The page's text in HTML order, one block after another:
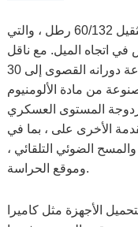
إن أداة وضع دوّارة ذات محور الغناء الثقيل 60/132 رطل ، والتي
اتجاه الميل. مع ناقل
حركة دودية/تروس ، يمكن أن تصل سرعة دورانه القصوى إلى 30
من مادة الألومنيوم
المستوى العسكري
الأخرى على ، بما في
الضوئي التلقائي ،
وموقع الحراسة.
الأجهزة مثل كاميرا